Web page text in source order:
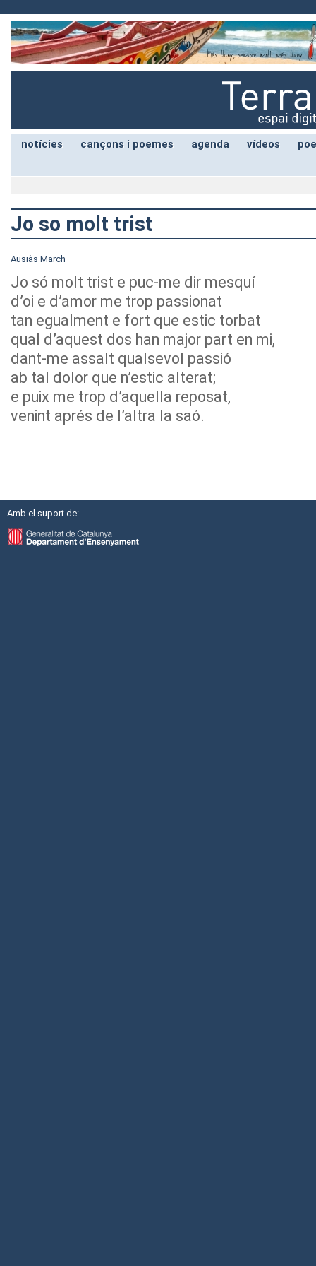
notícies cançons i poemes agenda vídeos
Jo so molt trist
Ausiàs March
Jo só molt trist e puc-me dir mesquí
d’oi e d’amor me trop passionat
tan egualment e fort que estic torbat
qual d’aquest dos han major part en mi,
dant-me assalt qualsevol passió
ab tal dolor que n’estic alterat;
e puix me trop d’aquella reposat,
venint aprés de l’altra la saó.
Amb el suport de: